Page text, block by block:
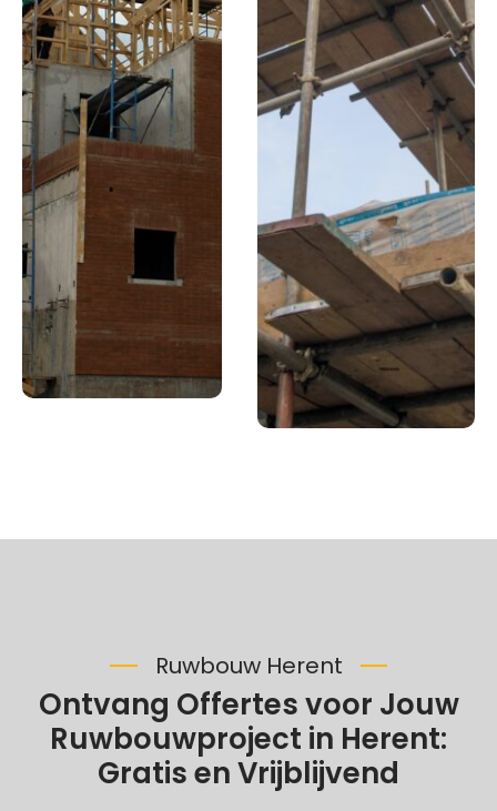
Ruwbouw Herent
Ontvang Offertes voor Jouw
Ruwbouwproject in Herent:
Gratis en Vrijblijvend